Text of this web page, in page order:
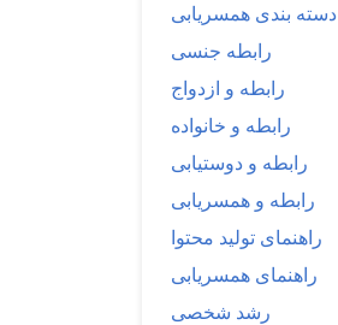
دسته بندی همسریابی
رابطه جنسی
رابطه و ازدواج
رابطه و خانواده
رابطه و دوستیابی
رابطه و همسریابی
راهنمای تولید محتوا
راهنمای همسریابی
رشد شخصی